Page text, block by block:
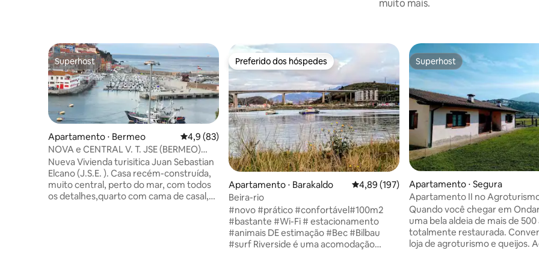
muito mais.
Superhost
Superhost
Apartamento ⋅ Bermeo 4,9 de uma avaliação média de 5, 83 avaliações
4,9 (83)
NOVA e CENTRAL V. T. JSE (BERMEO)
EBIO1318
Nueva Vivienda turisitica Juan Sebastian
Elcano (J.S.E. ). Casa recém-construída,
muito central, perto do mar, com todos
os detalhes,quarto com cama de casal,
Preferido dos hóspedes
Preferido dos hóspedes
Apartamento ⋅ Barakaldo 4,89 de uma avaliação média de 5, 197
4,89 (197)
Beira-rio
#novo #prático #confortável#100m2
#bastante #Wi-Fi # estacionamento
#animais DE estimação #Bec #Bilbau
#surf Riverside é uma acomodação
Superhost
Superhost
Apartamento ⋅ Segura
Apartamento II no
Quando você chegar em
uma bela aldeia de mais de 500
totalmente restaurada.
loja de agroturismo e queijos. Ao lado de